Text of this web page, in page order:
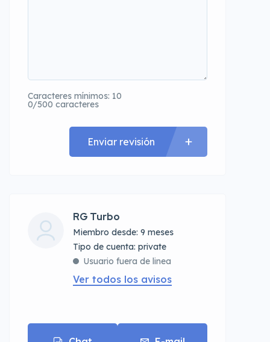
Caracteres mínimos: 10
0/500 caracteres
Enviar revisión
RG Turbo
Miembro desde: 9 meses
tipo de cuenta: private
Usuario fuera de linea
Ver todos los avisos